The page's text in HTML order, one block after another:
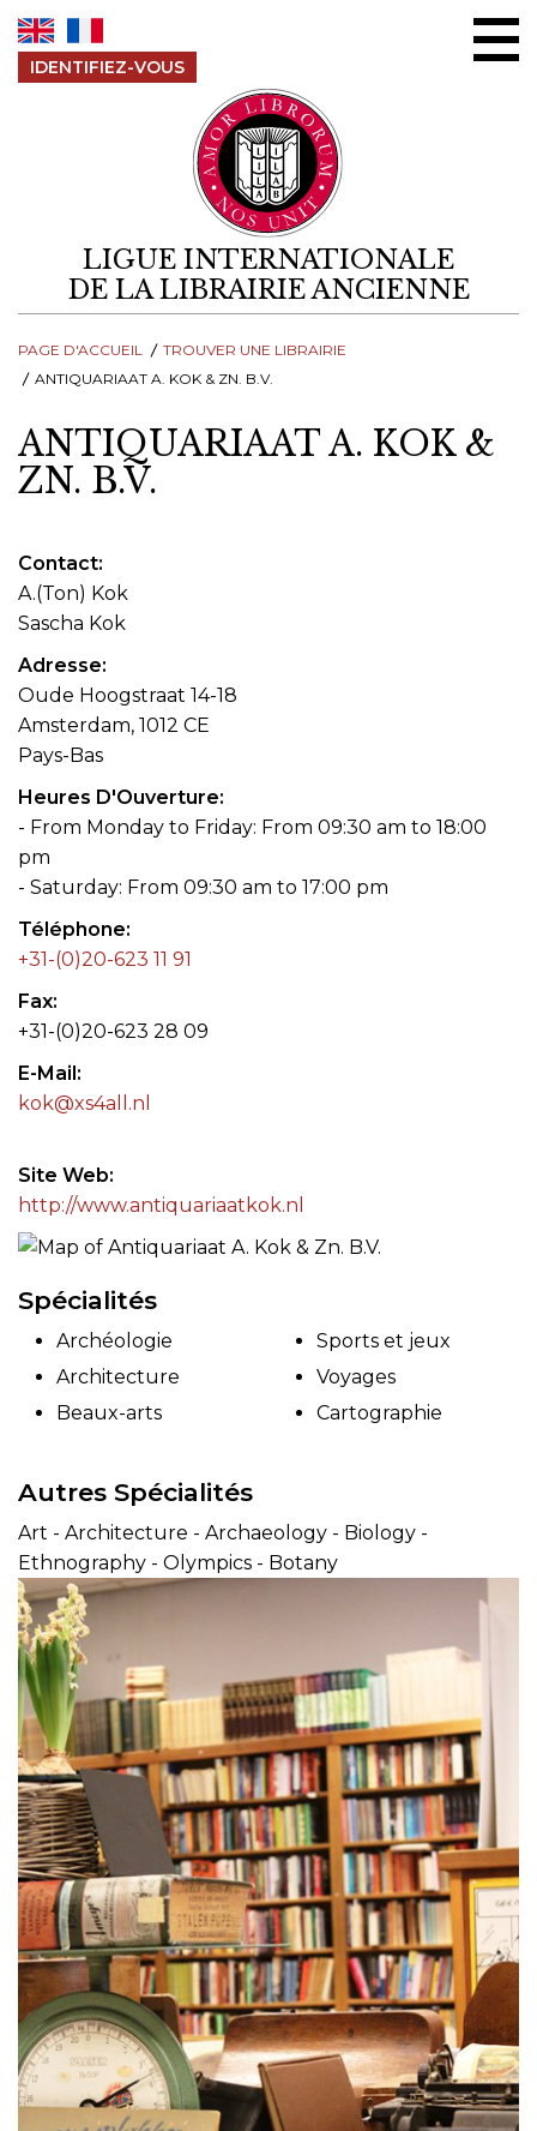
IDENTIFIEZ-VOUS
LIGUE INTERNATIONALE
DE LA LIBRAIRIE ANCIENNE
PAGE D'ACCUEIL
TROUVER UNE LIBRAIRIE
ANTIQUARIAAT A. KOK & ZN. B.V.
ANTIQUARIAAT A. KOK &
ZN. B.V.
Contact
A.(Ton) Kok
Sascha Kok
Adresse
Oude Hoogstraat 14-18
Amsterdam, 1012 CE
Pays-Bas
Heures D'Ouverture
- From Monday to Friday: From 09:30 am to 18:00
pm
- Saturday: From 09:30 am to 17:00 pm
Téléphone
+31-(0)20-623 11 91
Fax
+31-(0)20-623 28 09
E-Mail
kok@xs4all.nl
Site Web
http://www.antiquariaatkok.nl
Spécialités
Archéologie
Architecture
Beaux-arts
Sports et jeux
Voyages
Cartographie
Autres Spécialités
Art - Architecture - Archaeology - Biology -
Ethnography - Olympics - Botany